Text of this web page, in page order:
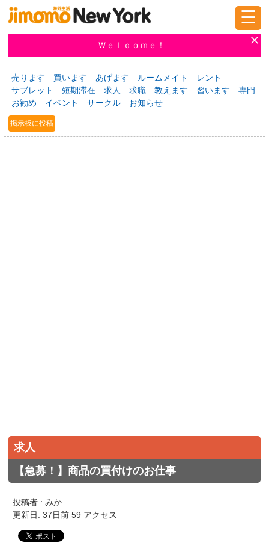
新規登録
掲示板 タウン情報 教えて！
☰
Ｗｅｌｃｏｍｅ！
売ります 買います あげます ルームメイト
レント
サブレット
短期滞在 求人 求職 教えます 習います
専門
お勧め
イベント サークル お知らせ
掲示板に投稿
求人
【急募！】商品の買付けのお仕事
投稿者 : みか
更新日: 37日前 59 アクセス